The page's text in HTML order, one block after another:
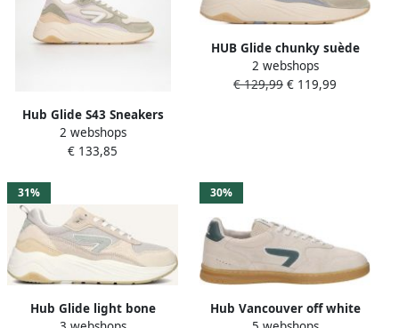
Hub Glide S43 Sneakers
Beige Groen Combi
W6207S43-S23-B58
2 webshops
€ 133,85
HUB Glide chunky suède
sneakers lichtgroen beige
2 webshops
€ 129,99 € 119,99
31%
Hub Glide light bone
30%
Hub Vancouver off white